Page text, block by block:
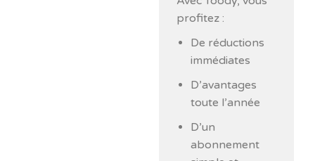
profitez :
De réductions
immédiates
D’avantages
toute l’année
D’un
abonnement